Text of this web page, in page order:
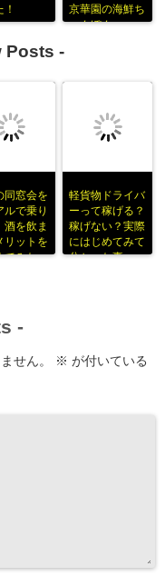
京華園の海鮮ち
ゃんぽん
Posts -
同窓会を
ルで乗り
酒を飲ま
リットを
てみた
軽貨物ドライバ
ーって稼げる？
稼げない？実際
にはじめてみて
分かった事
-
せん。 ※ が付いている